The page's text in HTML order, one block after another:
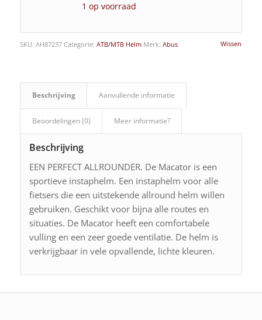
Wissen
1 op voorraad
SKU: AH87237 Categorie: ATB/MTB Helm Merk: Abus
Beschrijving Aanvullende informatie
Beoordelingen (0) Meer informatie?
Beschrijving
EEN PERFECT ALLROUNDER. De Macator is een
sportieve instaphelm. Een instaphelm voor alle
fietsers die een uitstekende allround helm willen
gebruiken. Geschikt voor bijna alle routes en
situaties. De Macator heeft een comfortabele
vulling en een zeer goede ventilatie. De helm is
verkrijgbaar in vele opvallende, lichte kleuren.